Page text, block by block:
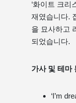
‘화이트 크리
재였습니다.
을 묘사하고
되었습니다.
가사 및 테마
‘I’m